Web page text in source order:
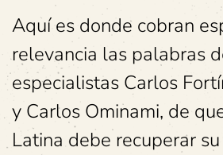
Aquí es donde cobran
relevancia las palabras
especialistas Carlos
y Carlos Ominami, de
Latina debe recuperar